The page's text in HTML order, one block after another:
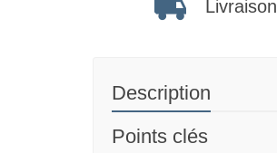
Livraison
Description
Points clés